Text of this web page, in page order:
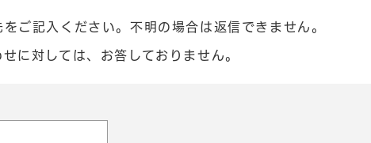
ご記入ください。不明の場合は返信できません。
に対しては、お答しておりません。